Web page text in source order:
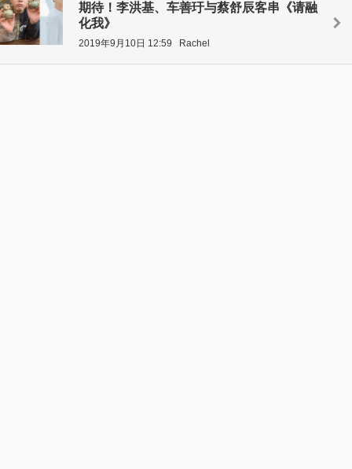
期待！李洪基、车善玗与蔡舒辰客串《请融
化我》
2019年9月10日 12:59 Rachel